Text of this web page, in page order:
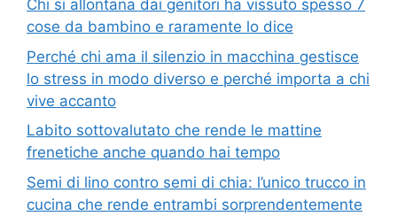
Chi si allontana dai genitori ha vissuto spesso 7
cose da bambino e raramente lo dice
Perché chi ama il silenzio in macchina gestisce
lo stress in modo diverso e perché importa a chi
vive accanto
Labito sottovalutato che rende le mattine
frenetiche anche quando hai tempo
Semi di lino contro semi di chia: l’unico trucco in
cucina che rende entrambi sorprendentemente